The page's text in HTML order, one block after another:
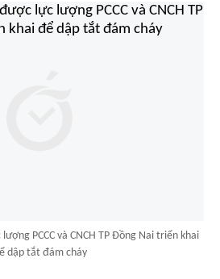
PCCC và CNCH TP Đồng Nai triển khai
dập tắt đám cháy